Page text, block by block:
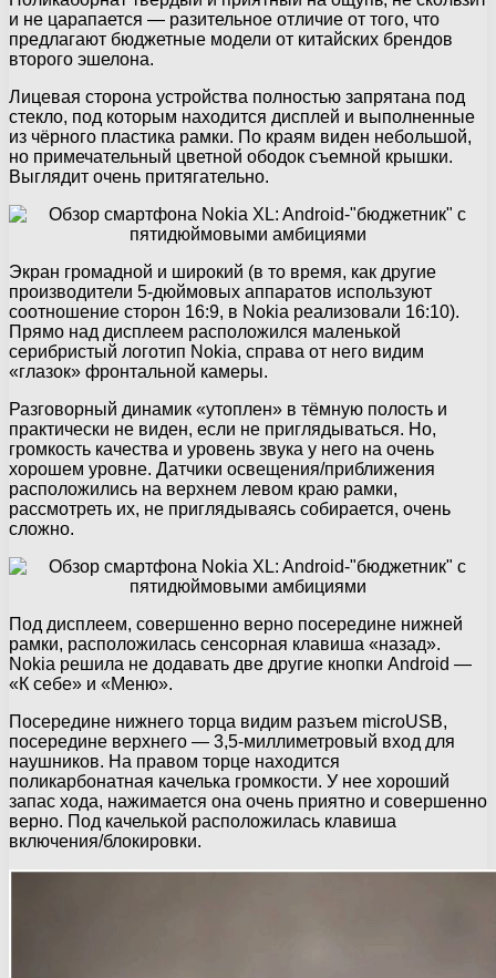
и не царапается — разительное отличие от того, что
предлагают бюджетные модели от китайских брендов
второго эшелона.
Лицевая сторона устройства полностью запрятана под
стекло, под которым находится дисплей и выполненные
из чёрного пластика рамки. По краям виден небольшой,
но примечательный цветной ободок съемной крышки.
Выглядит очень притягательно.
Экран громадной и широкий (в то время, как другие
производители 5-дюймовых аппаратов используют
соотношение сторон 16:9, в Nokia реализовали 16:10).
Прямо над дисплеем расположился маленькой
серибристый логотип Nokia, справа от него видим
«глазок» фронтальной камеры.
Разговорный динамик «утоплен» в тёмную полость и
практически не виден, если не приглядываться. Но,
громкость качества и уровень звука у него на очень
хорошем уровне. Датчики освещения/приближения
расположились на верхнем левом краю рамки,
рассмотреть их, не приглядываясь собирается, очень
сложно.
Под дисплеем, совершенно верно посередине нижней
рамки, расположилась сенсорная клавиша «назад».
Nokia решила не додавать две другие кнопки Android —
«К себе» и «Меню».
Посередине нижнего торца видим разъем microUSB,
посередине верхнего — 3,5-миллиметровый вход для
наушников. На правом торце находится
поликарбонатная качелька громкости. У нее хороший
запас хода, нажимается она очень приятно и совершенно
верно. Под качелькой расположилась клавиша
включения/блокировки.